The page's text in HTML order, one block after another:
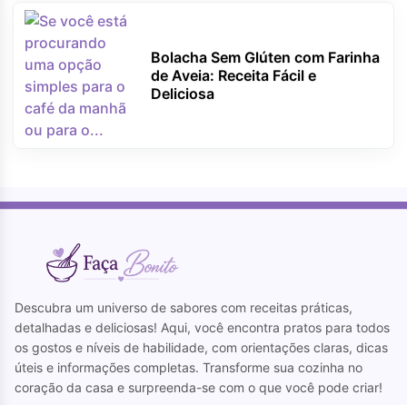
Bolacha Sem Glúten com Farinha
de Aveia: Receita Fácil e
Deliciosa
Descubra um universo de sabores com receitas práticas,
detalhadas e deliciosas! Aqui, você encontra pratos para todos
os gostos e níveis de habilidade, com orientações claras, dicas
úteis e informações completas. Transforme sua cozinha no
coração da casa e surpreenda-se com o que você pode criar!